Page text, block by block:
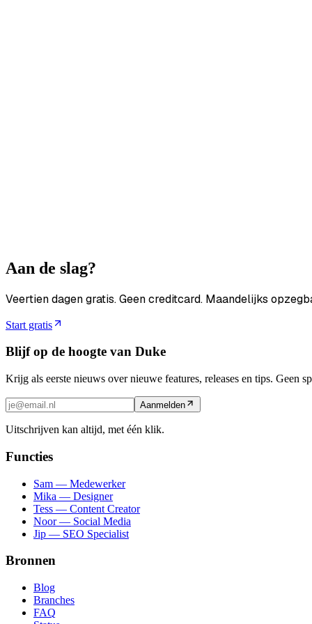
Aan de slag?
Veertien dagen gratis. Geen creditcard. Maandelijks
Start gratis
Blijf op de hoogte van Duke
Krijg als eerste nieuws over nieuwe features, releases en tips. Geen
Aanmelden
Uitschrijven kan altijd, met één klik.
Functies
Sam — Medewerker
Mika — Designer
Tess — Content Creator
Noor — Social Media
Jip — SEO Specialist
Bronnen
Blog
Branches
FAQ